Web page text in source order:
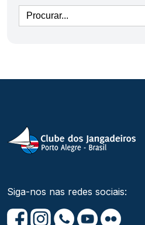
Siga-nos nas redes sociais: